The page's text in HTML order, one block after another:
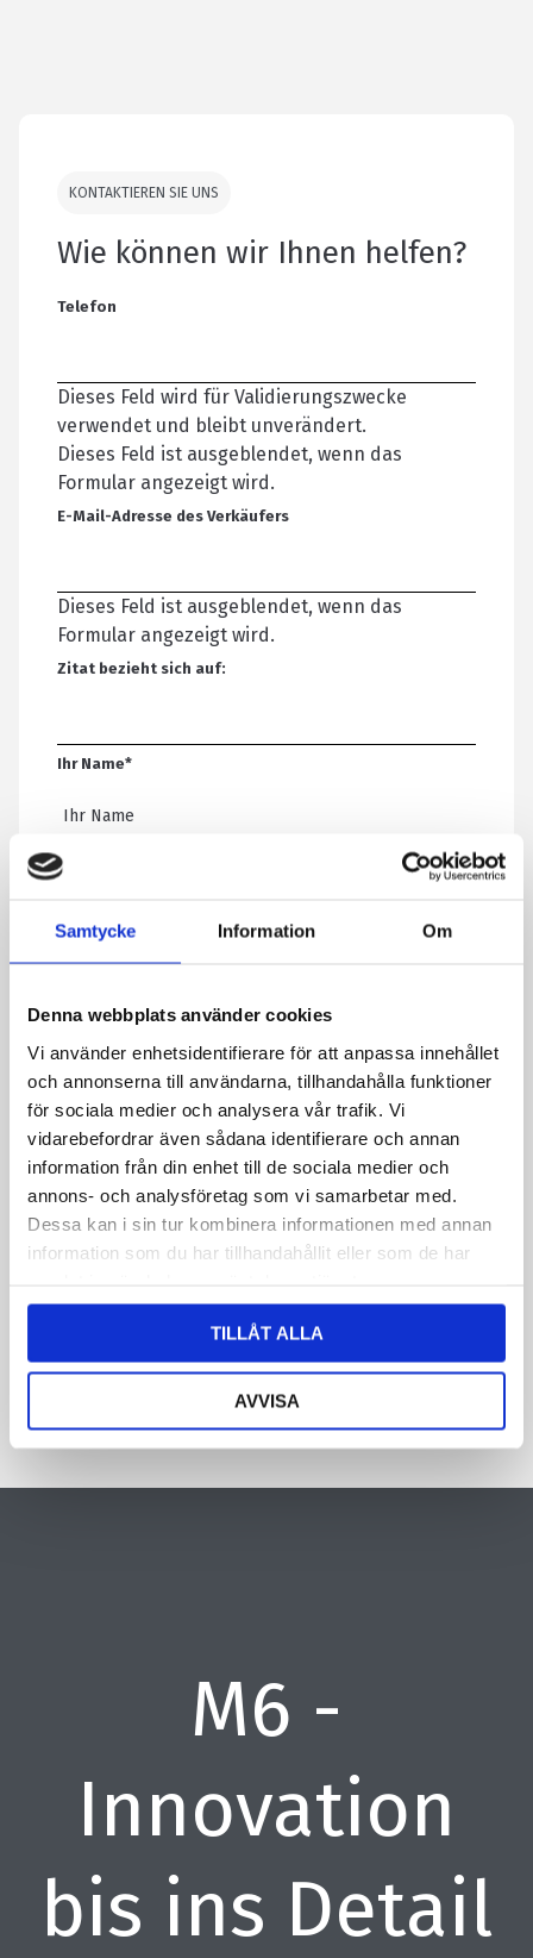
Samtycke Information Om
Denna webbplats använder cookies
Vi använder enhetsidentifierare för att anpassa innehållet
och annonserna till användarna, tillhandahålla funktioner
för sociala medier och analysera vår trafik. Vi
vidarebefordrar även sådana identifierare och annan
information från din enhet till de sociala medier och
annons- och analysföretag som vi samarbetar med.
Dessa kan i sin tur kombinera informationen med annan
information som du har tillhandahållit eller som de har
TILLÅT ALLA
AVVISA
KONTAKTIEREN SIE UNS
Wie können wir Ihnen helfen?
Telefon
Dieses Feld wird für Validierungszwecke
verwendet und bleibt unverändert.
Dieses Feld ist ausgeblendet, wenn das
Formular angezeigt wird.
E-Mail-Adresse des Verkäufers
Dieses Feld ist ausgeblendet, wenn das
Formular angezeigt wird.
Zitat bezieht sich auf:
Ihr Name*
E-Mail-Adresse
Nachricht *
Lesen Sie mehr darüber, wie wir Ihre personenbezogenen Daten
M6 -
Innovation
bis ins Detail